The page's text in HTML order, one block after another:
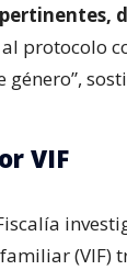
protocolo
VIF
(VIF)